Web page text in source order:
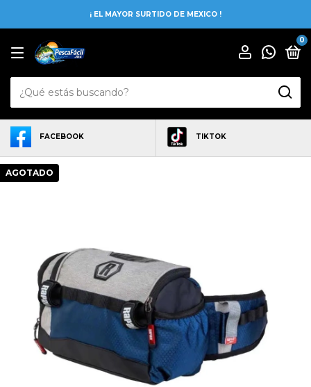
¡ EL MAYOR SURTIDO DE MEXICO !
0
FACEBOOK TIKTOK
AGOTADO